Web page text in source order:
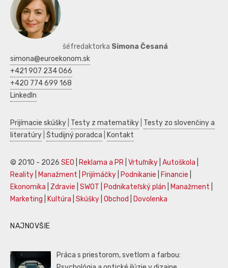
šéfredaktorka Simona Česaná
simona@euroekonom.sk
+421 907 234 066
+420 774 699 168
LinkedIn
Prijímacie skúšky Testy z matematiky Testy zo slovenčiny a
literatúry Študijný poradca Kontakt
© 2010 - 2026 SEO Reklama a PR Vrtuľníky Autoškola
Reality
Manažment Prijímáčky Podnikanie Financie
Ekonomika
Zdravie SWOT Podnikateľský plán Manažment
Marketing
Kultúra Skúšky Obchod Dovolenka
NAJNOVŠIE
Práca s priestorom, svetlom a farbou: